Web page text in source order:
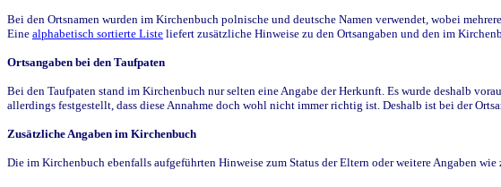
Bei den Ortsnamen wurden im Kirchenbuch polnische und deutsche Namen verwendet, wobei
Eine alphabetisch sortierte Liste liefert zusätzliche Hinweise zu den Ortsangaben und den im
Ortsangaben bei den Taufpaten
Bei den Taufpaten stand im Kirchenbuch nur selten eine Angabe der Herkunft. Es wurde deshalb
allerdings festgestellt, dass diese Annahme doch wohl nicht immer richtig ist. Deshalb ist bei der
Zusätzliche Angaben im Kirchenbuch
Die im Kirchenbuch ebenfalls aufgeführten Hinweise zum Status der Eltern oder weitere Angaben wie